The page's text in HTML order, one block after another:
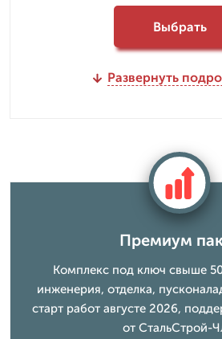
Выбрать
Развернуть
Премиум
Комплекс под ключ свыше
инженерия, отделка,
старт работ августе 2026,
от СтальСтрой-